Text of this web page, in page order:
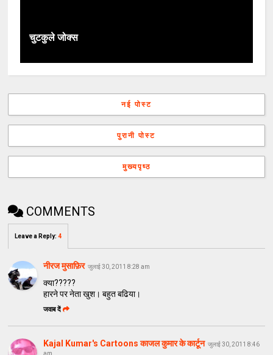
चुटकुले जोक्स
नई पोस्ट
पुरानी पोस्ट
मुख्यपृष्ठ
COMMENTS
Leave a Reply:4
नीरज मुसाफ़िर जुलाई 30, 2011 8:28 am
क्या?????
हारने पर नेता खुश। बहुत बढिया।
जवाब दें
Kajal Kumar's Cartoons काजल कुमार के कार्टून जुलाई 30, 2011 8:46
am